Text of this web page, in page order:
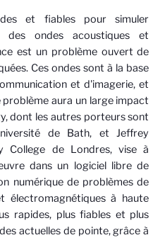
et fiables pour simuler
des ondes acoustiques et
est un problème ouvert de
Ces ondes sont à la base
et d'imagerie, et
aura un large impact
dont les autres porteurs sont
de Bath, et Jeffrey
College de Londres, vise à
dans un logiciel libre de
numérique de problèmes de
électromagnétiques à haute
rapides, plus fiables et plus
actuelles de pointe, grâce à